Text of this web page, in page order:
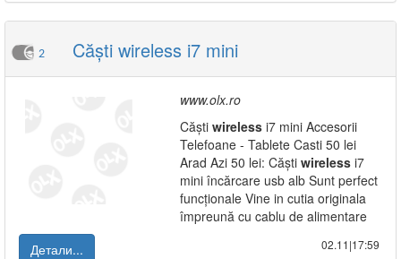
2 Căști wireless i7 mini
www.olx.ro
Căști wireless i7 mini Accesorii
Telefoane - Tablete Casti 50 lei
Arad Azi 50 lei: Căști wireless i7
mini încărcare usb alb Sunt perfect
funcționale Vine in cutia originala
împreună cu cablu de alimentare
Детали...
02.11|17:59